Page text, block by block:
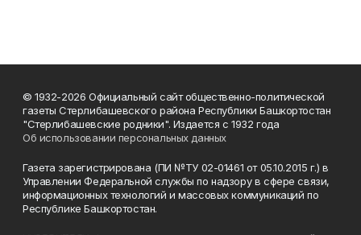
© 1932-2026 Официальный сайт общественно-политической
газеты Стерлибашевского района Республики Башкортостан
"Стерлибашевские родники". Издается с 1932 года
Об использовании персональных данных
Газета зарегистрирована (ПИ №ТУ 02-01461 от 05.10.2015 г.) в
Управлении Федеральной службы по надзору в сфере связи,
информационных технологий и массовых коммуникаций по
Республике Башкортостан.